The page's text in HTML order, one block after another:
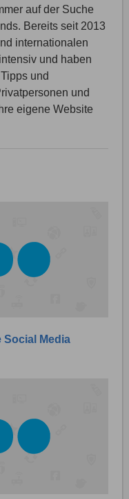
auf der Suche
Bereits seit 2013
internationalen
und haben
und
und
eigene Website
Media